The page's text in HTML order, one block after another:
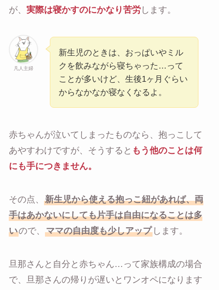
が、 実際は寝かすのにかなり苦労します。
凡人主婦
新生児のときは、おっぱいやミル
クを飲みながら寝ちゃった…って
ことが多いけど、生後1ヶ月ぐらい
からなかなか寝なくなるよ。
赤ちゃんが泣いてしまったものなら、抱っこして
あやすわけですが、そうすると もう他のことは何
にも手につきません。
その点、 新生児から使える抱っこ紐があれば、両
手はあかないにしても片手は自由になることは多
いので、 ママの自由度も少しアップします。
旦那さんと自分と赤ちゃん…って家族構成の場合
で、旦那さんの帰りが遅いとワンオペになります